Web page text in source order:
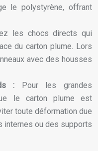
le polystyrène, offrant
les chocs directs qui
du carton plume. Lors
avec des housses
:
Pour les grandes
le carton plume est
toute déformation due
internes ou des supports